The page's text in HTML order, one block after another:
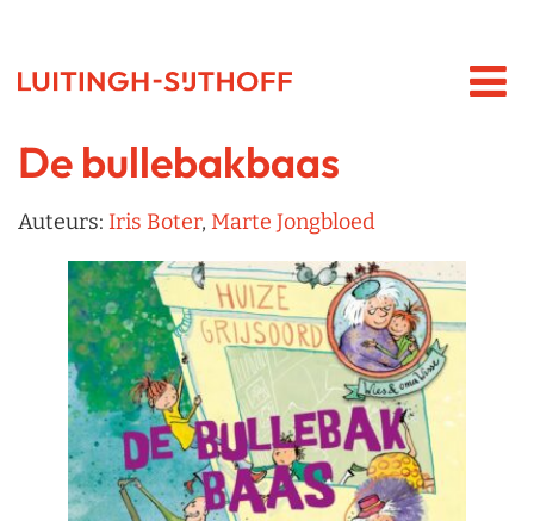
De bullebakbaas
Auteurs: Iris Boter, Marte Jongbloed